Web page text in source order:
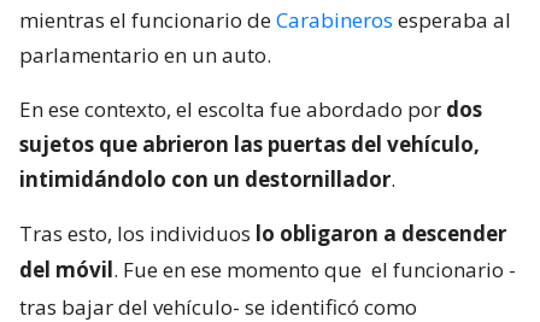
mientras el funcionario deCarabineros esperaba al
parlamentario en un auto.
En ese contexto, el escolta fue abordado por dos
sujetos que abrieron las puertas del vehículo,
intimidándolo con un destornillador.
Tras esto, los individuos lo obligaron a descender
del móvil. Fue en ese momento que el funcionario -
tras bajar del vehículo- se identificó como